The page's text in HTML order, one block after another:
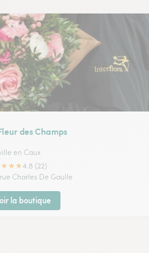
des Champs
en Caux
★★★4.8 (22)
Charles De Gaulle
la boutique